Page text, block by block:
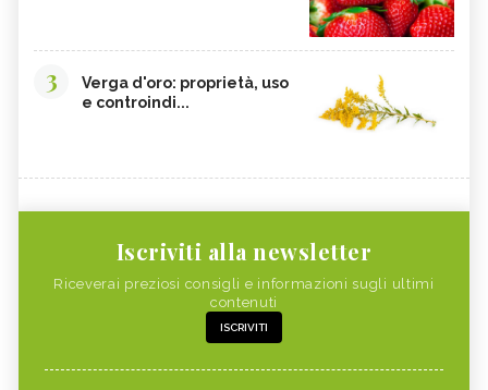
3
Verga d'oro: proprietà, uso
e controindi...
Iscriviti alla newsletter
Riceverai preziosi consigli e informazioni sugli ultimi
contenuti
ISCRIVITI